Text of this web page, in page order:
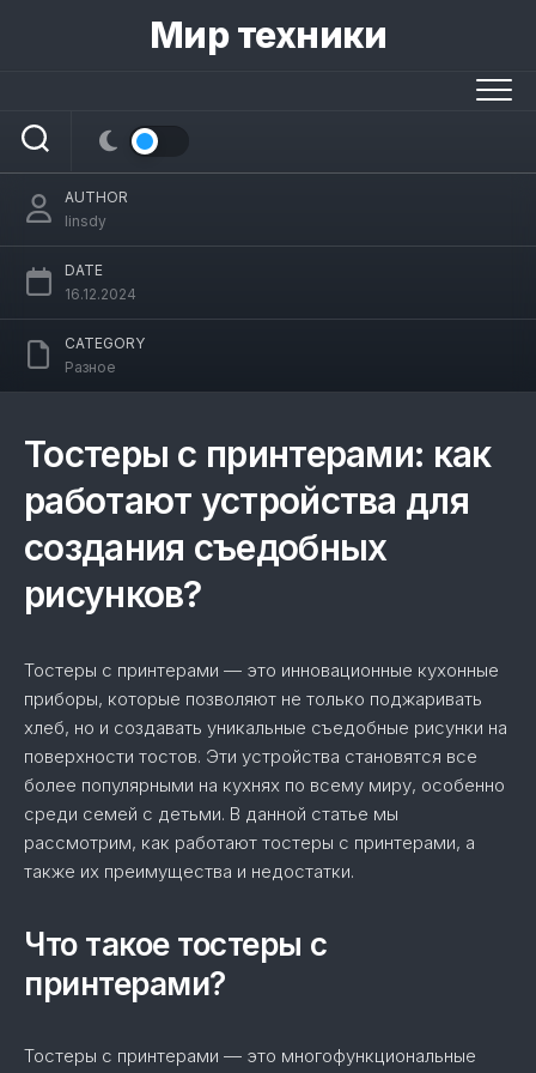
Мир техники
Тостеры с принтерами: как работают
устройства для создания съедобных
рисунков?
AUTHOR
linsdy
DATE
16.12.2024
CATEGORY
Разное
Тостеры с принтерами: как
работают устройства для
создания съедобных
рисунков?
Тостеры с принтерами — это инновационные кухонные
приборы, которые позволяют не только поджаривать
хлеб, но и создавать уникальные съедобные рисунки на
поверхности тостов. Эти устройства становятся все
более популярными на кухнях по всему миру, особенно
среди семей с детьми. В данной статье мы
рассмотрим, как работают тостеры с принтерами, а
также их преимущества и недостатки.
Что такое тостеры с
принтерами?
Тостеры с принтерами — это многофункциональные